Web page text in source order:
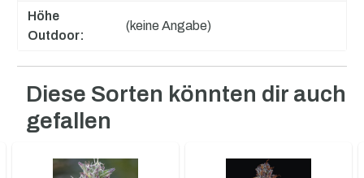
Höhe
Outdoor:
(keine Angabe)
Produktgalerie überspringen
Diese Sorten könnten dir auch
gefallen